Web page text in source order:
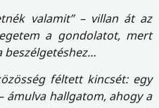
valamit” – villan át az
a gondolatot, mert
beszélgetéshez…
féltett kincsét: egy
ámulva hallgatom, ahogy a